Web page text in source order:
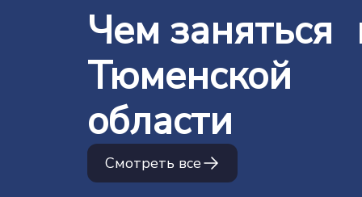
Чем заняться
Тюменской
области
Смотреть все